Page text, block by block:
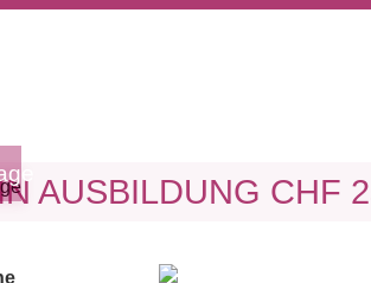
AUSBILDUNG CHF